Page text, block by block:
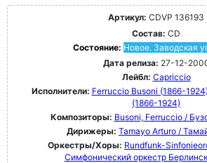
Артикул: CDVP 136193
Состав: CD
Состояние: Новое. Заводская
Дата релиза: 27-12-
Лейбл: Capriccio
Исполнители: Ferruccio Busoni (1866-
(1866-1924)
Композиторы: Busoni, Ferruccio /
Дирижеры: Tamayo Arturo /
Оркестры/Хоры: Rundfunk-
Симфонический оркестр